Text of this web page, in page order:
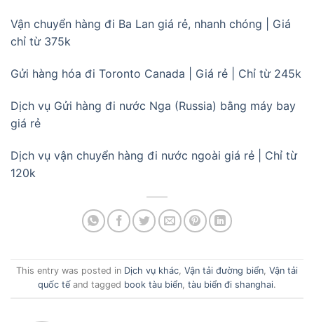
Vận chuyển hàng đi Ba Lan giá rẻ, nhanh chóng | Giá
chỉ từ 375k
Gửi hàng hóa đi Toronto Canada | Giá rẻ | Chỉ từ 245k
Dịch vụ Gửi hàng đi nước Nga (Russia) bằng máy bay
giá rẻ
Dịch vụ vận chuyển hàng đi nước ngoài giá rẻ | Chỉ từ
120k
This entry was posted in Dịch vụ khác Vận tải đường biển Vận tải
quốc tế and tagged book tàu biển tàu biển đi shanghai.